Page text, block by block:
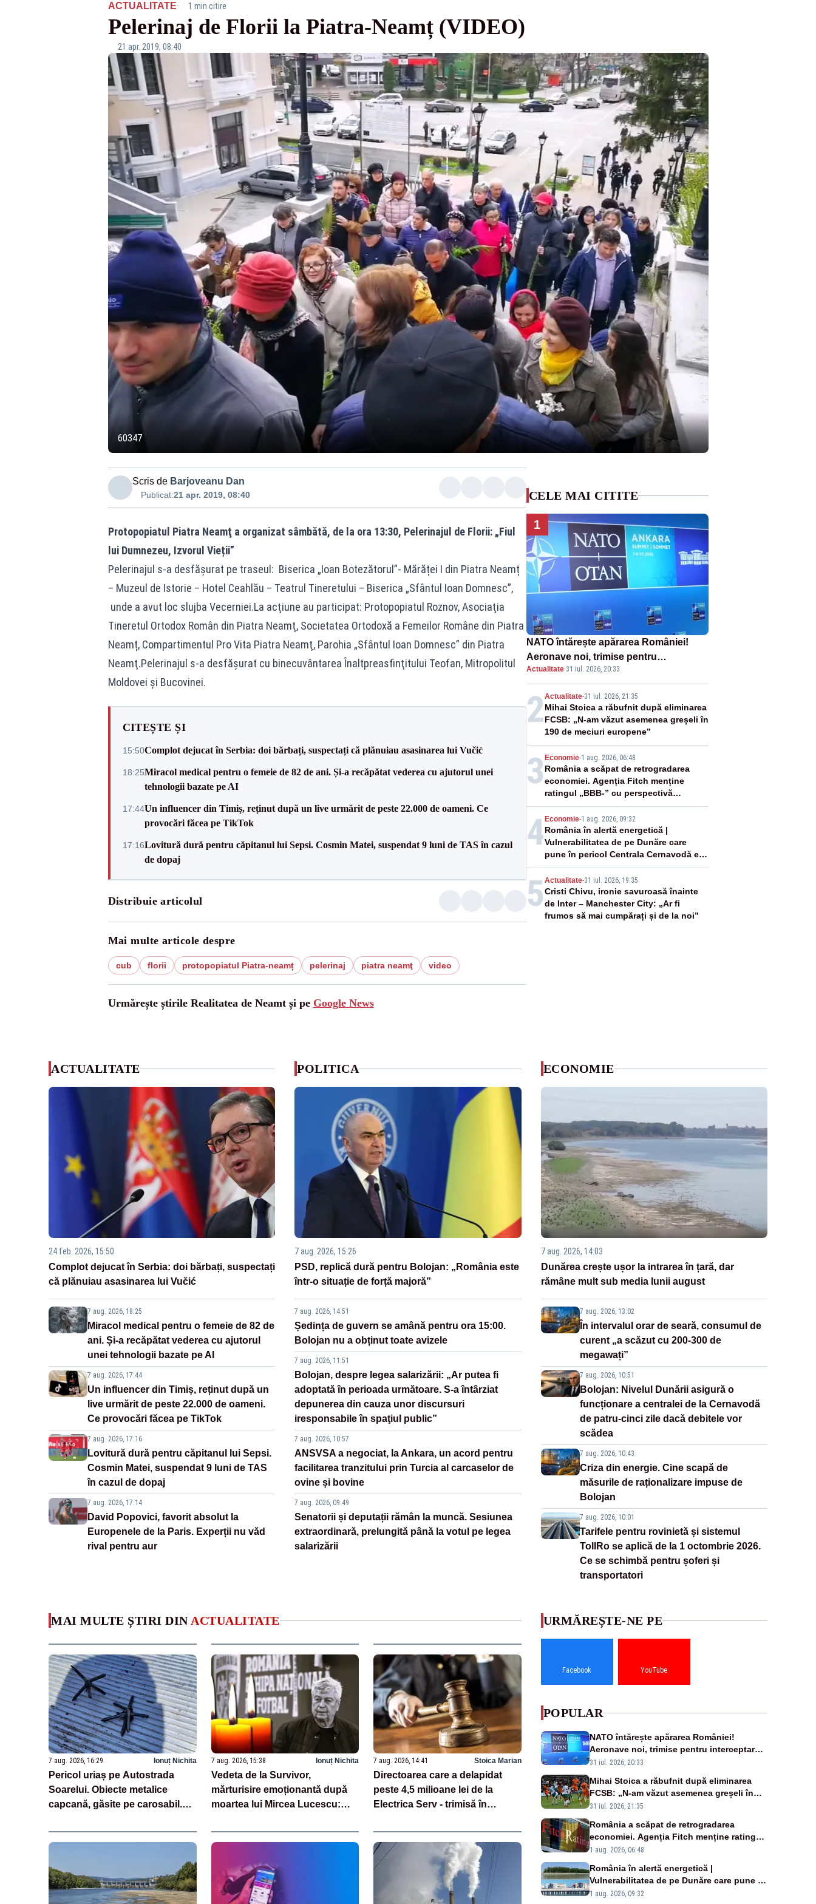
ACTUALITATE· 1 min citire
Pelerinaj de Florii la Piatra-Neamț (VIDEO)
21 apr. 2019, 08:40
60347
Scris de Barjoveanu Dan
Publicat:21 apr. 2019, 08:40
Protopopiatul Piatra Neamţ a organizat sâmbătă, de la ora 13:30, Pelerinajul de Florii: „Fiul
lui Dumnezeu, Izvorul Vieții”
Pelerinajul s-a desfășurat pe traseul: Biserica „Ioan Botezătorul”- Mărăței I din Piatra Neamț
– Muzeul de Istorie – Hotel Ceahlău – Teatrul Tineretului – Biserica „Sfântul Ioan Domnesc”,
unde a avut loc slujba Vecerniei.La acţiune au participat: Protopopiatul Roznov, Asociaţia
Tineretul Ortodox Român din Piatra Neamţ, Societatea Ortodoxă a Femeilor Române din Piatra
Neamț, Compartimentul Pro Vita Piatra Neamţ, Parohia „Sfântul Ioan Domnesc” din Piatra
Neamţ.Pelerinajul s-a desfăşurat cu binecuvântarea Înaltpreasfinţitului Teofan, Mitropolitul
Moldovei şi Bucovinei.
CITEȘTE ȘI
15:50Complot dejucat în Serbia: doi bărbați, suspectați că plănuiau asasinarea lui Vučić
18:25Miracol medical pentru o femeie de 82 de ani. Și-a recăpătat vederea cu ajutorul unei
tehnologii bazate pe AI
17:44Un influencer din Timiș, reținut după un live urmărit de peste 22.000 de oameni. Ce
provocări făcea pe TikTok
17:16Lovitură dură pentru căpitanul lui Sepsi. Cosmin Matei, suspendat 9 luni de TAS în cazul
de dopaj
Distribuie articolul
Mai multe articole despre
cub florii protopopiatul Piatra-neamț pelerinaj piatra neamţ video
Urmărește știrile Realitatea de Neamt și pe Google News
CELE MAI CITITE
1
NATO întărește apărarea României!
Aeronave noi, trimise pentru
interceptarea și distrugerea dronelor
Actualitate·31 iul. 2026, 20:33
2Actualitate-31 iul. 2026, 21:35
Mihai Stoica a răbufnit după eliminarea
FCSB: „N-am văzut asemenea greșeli în
190 de meciuri europene”
3 Economie-1 aug. 2026, 06:48
România a scăpat de retrogradarea
economiei. Agenția Fitch menține
ratingul „BBB-” cu perspectivă
negativă
4 Economie-1 aug. 2026, 09:32
România în alertă energetică |
Vulnerabilitatea de pe Dunăre care
pune în pericol Centrala Cernavodă era
cunoscută de pe vremea lui Ceaușescu
5 Actualitate-31 iul. 2026, 19:35
Cristi Chivu, ironie savuroasă înainte
de Inter – Manchester City: „Ar fi
frumos să mai cumpărați și de la noi”
ACTUALITATE
24 feb. 2026, 15:50
Complot dejucat în Serbia: doi bărbați, suspectați
că plănuiau asasinarea lui Vučić
7 aug. 2026, 18:25
Miracol medical pentru o femeie de 82 de
ani. Și-a recăpătat vederea cu ajutorul
unei tehnologii bazate pe AI
7 aug. 2026, 17:44
Un influencer din Timiș, reținut după un
live urmărit de peste 22.000 de oameni.
Ce provocări făcea pe TikTok
7 aug. 2026, 17:16
Lovitură dură pentru căpitanul lui Sepsi.
Cosmin Matei, suspendat 9 luni de TAS
în cazul de dopaj
7 aug. 2026, 17:14
David Popovici, favorit absolut la
Europenele de la Paris. Experții nu văd
rival pentru aur
POLITICA
7 aug. 2026, 15:26
PSD, replică dură pentru Bolojan: „România este
într-o situație de forță majoră”
7 aug. 2026, 14:51
Ședința de guvern se amână pentru ora 15:00.
Bolojan nu a obținut toate avizele
7 aug. 2026, 11:51
Bolojan, despre legea salarizării: „Ar putea fi
adoptată în perioada următoare. S-a întârziat
depunerea din cauza unor discursuri
iresponsabile în spaţiul public”
7 aug. 2026, 10:57
ANSVSA a negociat, la Ankara, un acord pentru
facilitarea tranzitului prin Turcia al carcaselor de
ovine și bovine
7 aug. 2026, 09:49
Senatorii și deputații rămân la muncă. Sesiunea
extraordinară, prelungită până la votul pe legea
salarizării
ECONOMIE
7 aug. 2026, 14:03
Dunărea crește ușor la intrarea în țară, dar
rămâne mult sub media lunii august
7 aug. 2026, 13:02
În intervalul orar de seară, consumul de
curent „a scăzut cu 200-300 de
megawați”
7 aug. 2026, 10:51
Bolojan: Nivelul Dunării asigură o
funcționare a centralei de la Cernavodă
de patru-cinci zile dacă debitele vor
scădea
7 aug. 2026, 10:43
Criza din energie. Cine scapă de
măsurile de raționalizare impuse de
Bolojan
7 aug. 2026, 10:01
Tarifele pentru rovinietă și sistemul
TollRo se aplică de la 1 octombrie 2026.
Ce se schimbă pentru șoferi și
transportatori
MAI MULTE ȘTIRI DIN ACTUALITATE
7 aug. 2026, 16:29 Ionuț Nichita
Pericol uriaș pe Autostrada
Soarelui. Obiecte metalice
capcană, găsite pe carosabil.
7 aug. 2026, 15:38 Ionuț Nichita
Vedeta de la Survivor,
mărturisire emoționantă după
moartea lui Mircea Lucescu:
7 aug. 2026, 14:41 Stoica Marian
Directoarea care a delapidat
peste 4,5 milioane lei de la
Electrica Serv - trimisă în
URMĂREȘTE-NE PE
Facebook YouTube
POPULAR
NATO întărește apărarea României!
Aeronave noi, trimise pentru interceptarea
și distrugerea dronelor
31 iul. 2026, 20:33
Mihai Stoica a răbufnit după eliminarea
FCSB: „N-am văzut asemenea greșeli în
190 de meciuri europene”
31 iul. 2026, 21:35
România a scăpat de retrogradarea
economiei. Agenția Fitch menține ratingul
„BBB-” cu perspectivă negativă
1 aug. 2026, 06:48
România în alertă energetică |
Vulnerabilitatea de pe Dunăre care pune în
pericol Centrala Cernavodă era cunoscută
1 aug. 2026, 09:32